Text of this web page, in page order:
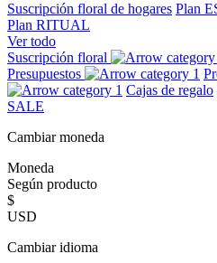
Suscripción floral de hogares Plan
Plan RITUAL
Ver todo
Suscripción floral
Presupuestos
Cajas de regalo
SALE
Cambiar moneda
Moneda
Según producto
$
USD
Cambiar idioma